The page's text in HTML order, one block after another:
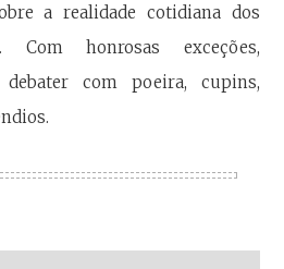
a realidade cotidiana dos
honrosas exceções,
com poeira, cupins,